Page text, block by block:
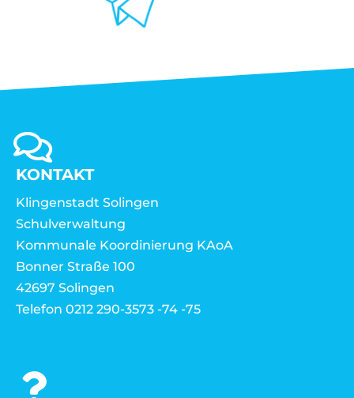
KONTAKT
Klingenstadt Solingen
Schulverwaltung
Kommunale Koordinierung KAoA
Bonner Straße 100
42697 Solingen
Telefon 0212 290-3573 -74 -75